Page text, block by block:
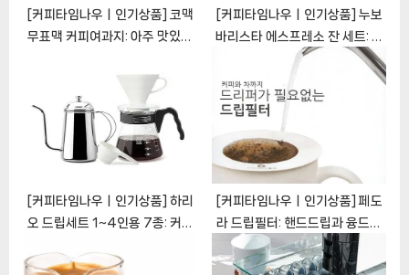
[커피타임나우ㅣ인기상품] 코맥
무표맥 커피여과지: 아주 맛있는
[CoffeeTimeNOWㅣ추천상
[커피타임나우ㅣ인기상품] 누보
바리스타 에스프레소 잔 세트: 커
피 애호가를 위한 세련되고 기능
적인 선택 [CoffeeTimeNOW
ㅣ추천상품]
[커피타임나우ㅣ인기상품] 하리
오 드립세트 1~4인용 7종: 커피
[CoffeeTimeNOWㅣ추천상
[커피타임나우ㅣ인기상품] 페도
라 드립필터: 핸드드립과 융드립
의 조화 [CoffeeTimeNOWㅣ
추천상품]